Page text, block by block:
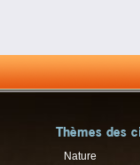
Thèmes des
Nature